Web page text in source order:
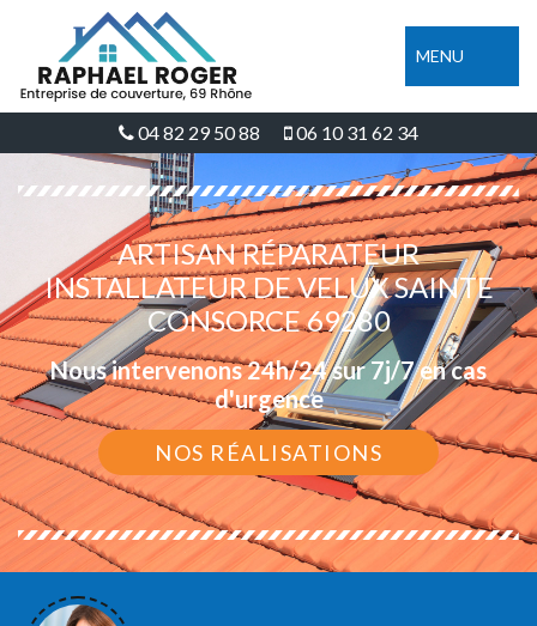
MENU
04 82 29 50 88 06 10 31 62 34
ARTISAN RÉPARATEUR
INSTALLATEUR DE VELUX SAINTE
CONSORCE 69280
Nous intervenons 24h/24 sur 7j/7 en cas
d'urgence
NOS RÉALISATIONS